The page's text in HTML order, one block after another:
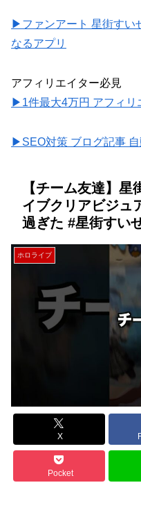
▶ファンアート 星街す
なるアプリ
アフィリエイター必見
▶1件最大4万円 アフィリ
▶SEO対策 ブログ記事
【チーム友達】
イブクリアビジュ
過ぎた #星街すい
ホロライブ
X
Pocket